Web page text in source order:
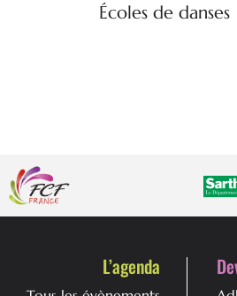
Écoles de danses
L’agenda